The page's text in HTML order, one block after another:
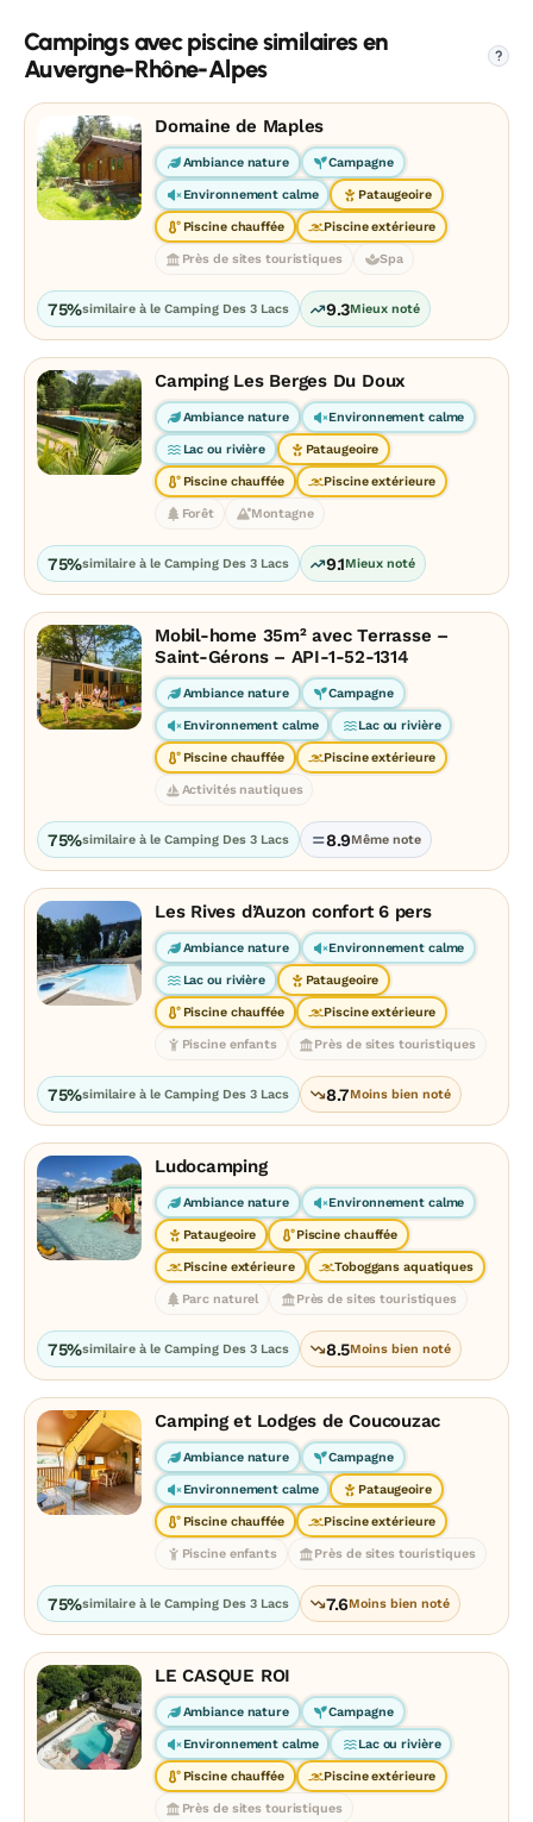
Campings avec piscine similaires en
Auvergne-Rhône-Alpes
?
Domaine de Maples
Ambiance nature Campagne
Environnement calme Pataugeoire
Piscine chauffée Piscine extérieure
Près de sites touristiques Spa
75%similaire à le Camping Des 3 Lacs 9.3Mieux noté
Camping Les Berges Du Doux
Ambiance nature Environnement calme
Lac ou rivière Pataugeoire
Piscine chauffée Piscine extérieure
Forêt Montagne
75%similaire à le Camping Des 3 Lacs 9.1Mieux noté
Mobil-home 35m² avec Terrasse –
Saint-Gérons – API-1-52-1314
Ambiance nature Campagne
Environnement calme Lac ou rivière
Piscine chauffée Piscine extérieure
Activités nautiques
75%similaire à le Camping Des 3 Lacs 8.9Même note
Les Rives d’Auzon confort 6 pers
Ambiance nature Environnement calme
Lac ou rivière Pataugeoire
Piscine chauffée Piscine extérieure
Piscine enfants Près de sites touristiques
75%similaire à le Camping Des 3 Lacs 8.7Moins bien noté
Ludocamping
Ambiance nature Environnement calme
Pataugeoire Piscine chauffée
Piscine extérieure Toboggans aquatiques
Parc naturel Près de sites touristiques
75%similaire à le Camping Des 3 Lacs 8.5Moins bien noté
Camping et Lodges de Coucouzac
Ambiance nature Campagne
Environnement calme Pataugeoire
Piscine chauffée Piscine extérieure
Piscine enfants Près de sites touristiques
75%similaire à le Camping Des 3 Lacs 7.6Moins bien noté
LE CASQUE ROI
Ambiance nature Campagne
Environnement calme Lac ou rivière
Piscine chauffée Piscine extérieure
Près de sites touristiques